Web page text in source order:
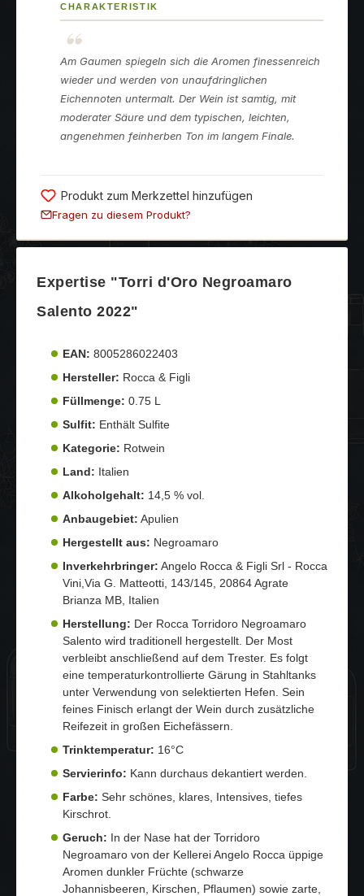
CHARAKTERISTIK
Am Gaumen spiegeln sich die Aromen finessenreich
wieder und werden von unaufdringlichen
Eichennoten untermalt. Der Wein ist samtig, mit
moderater Säure und dem typischen, leichten,
angenehmen feinherben Ton im langem Finale.
Produkt zum Merkzettel hinzufügen
Fragen zu diesem Produkt?
Expertise "Torri d'Oro Negroamaro
Salento 2022"
EAN: 8005286022403
Hersteller: Rocca & Figli
Füllmenge: 0.75 L
Sulfit: Enthält Sulfite
Kategorie: Rotwein
Land: Italien
Alkoholgehalt: 14,5 % vol.
Anbaugebiet: Apulien
Hergestellt aus: Negroamaro
Inverkehrbringer: Angelo Rocca & Figli Srl - Rocca
Vini,Via G. Matteotti, 143/145, 20864 Agrate
Brianza MB, Italien
Herstellung: Der Rocca Torridoro Negroamaro
Salento wird traditionell hergestellt. Der Most
verbleibt anschließend auf dem Trester. Es folgt
eine temperaturkontrollierte Gärung in Stahltanks
unter Verwendung von selektierten Hefen. Sein
feines Finisch erlangt der Wein durch zusätzliche
Reifezeit in großen Eichefässern.
Trinktemperatur: 16°C
Servierinfo: Kann durchaus dekantiert werden.
Farbe: Sehr schönes, klares, Intensives, tiefes
Kirschrot.
Geruch: In der Nase hat der Torridoro
Negroamaro von der Kellerei Angelo Rocca üppige
Aromen dunkler Früchte (schwarze
Johannisbeeren, Kirschen, Pflaumen) sowie zarte,